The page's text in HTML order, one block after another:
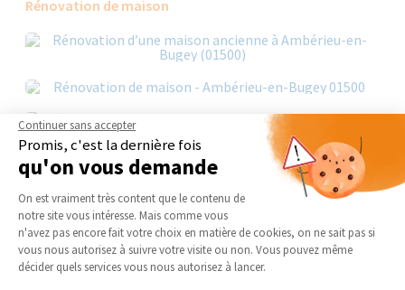
Rénovation de maison
Nos derniers conseils et actus
Continuer sans accepter
Promis, c'est la dernière fois
qu'on vous demande
Plateforme de Gestion du
On est vraiment très content que le contenu de
notre site vous intéresse. Mais comme vous
n'avez pas encore fait votre choix en matière de cookies, on ne sait pas si
vous nous autorisez à suivre votre visite ou non. Vous pouvez même
décider quels services vous nous autorisez à lancer.
Axeptio consent